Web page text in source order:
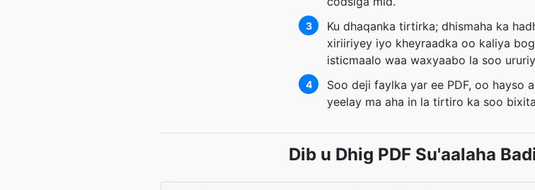
3
Ku dhaqanka tirtirka; dhismaha ka
xiriiriyey iyo kheyraadka oo kaliya
isticmaalo waa waxyaabo la soo
4
Soo deji faylka yar ee PDF, oo hayso
yeelay ma aha in la tirtiro ka soo
Dib u Dhig PDF Su'aalaha